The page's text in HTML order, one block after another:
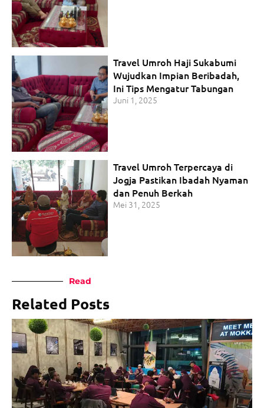
Travel Umroh Haji Sukabumi
Wujudkan Impian Beribadah,
Ini Tips Mengatur Tabungan
Juni 1, 2025
Travel Umroh Terpercaya di
Jogja Pastikan Ibadah Nyaman
dan Penuh Berkah
Mei 31, 2025
Read
Related Posts